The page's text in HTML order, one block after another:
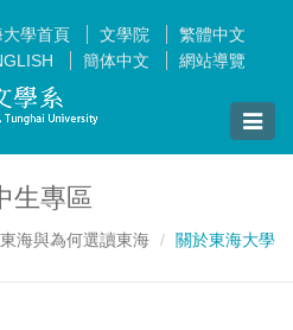
大學首頁 文學院
繁體中文
簡体中文 網站導覽
Toggle
生專區
海與為何選讀東海 關於東海大學